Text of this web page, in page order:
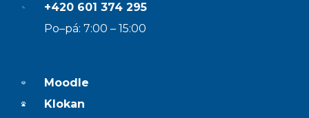
+420 601 374 295
Po–pá: 7:00 – 15:00
Moodle
Klokan